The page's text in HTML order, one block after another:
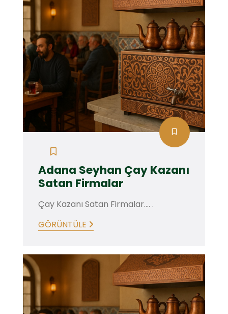
Adana Seyhan Çay Kazanı
Satan Firmalar
Çay Kazanı Satan Firmalar.... .
GÖRÜNTÜLE